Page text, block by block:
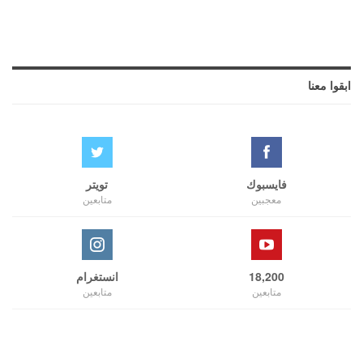
ابقوا معنا
فايسبوك
معجبين
تويتر
متابعين
18,200
متابعين
انستغرام
متابعين